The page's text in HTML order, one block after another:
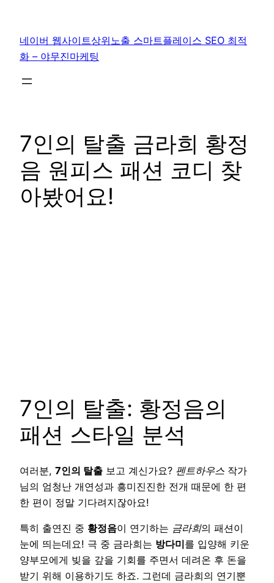
네이버 웹사이트상위노출 스마트플레이스 SEO 최적
화 – 야무진마케팅
7인의 탈출 금라희 황정
음 원피스 패션 코디 찾
아봤어요!
7인의 탈출: 황정음의
패션 스타일 분석
여러분, 7인의 탈출 보고 계신가요? 펜트하우스 작가
님의 엄청난 개연성과 흥미진진한 전개 때문에 한 편
한 편이 정말 기다려지잖아요!
특히 출연진 중 황정음이 연기하는 금라희의 패션이
눈에 띄는데요! 극 중 금라희는 방다미를 입양해 키운
양부모에게 빚을 갚을 기회를 주면서 데려온 후 돈을
받기 위해 이용하기도 하죠. 그런데 금라희의 연기뿐